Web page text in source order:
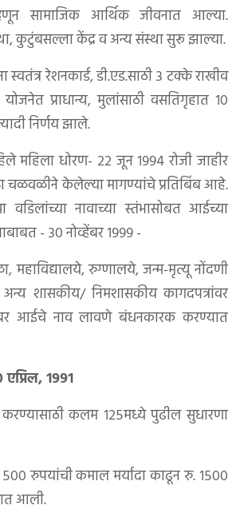
सामाजिक आर्थिक जीवनात आल्या.
कुटुंबसल्ला केंद्र व अन्य संस्था सुरू झाल्या.
स्वतंत्र रेशनकार्ड, डी.एड.साठी ३ टक्के राखीव
प्राधान्य, मुलांसाठी वसतिगृहात १०
निर्णय झाले.
महिला धोरण- २२ जून १९९४ रोजी जाहीर
चळवळीने केलेल्या मागण्यांचे प्रतिबिंब आहे.
वडिलांच्या नावाच्या स्तंभासोबत आईच्या
- ३० नोव्हेंबर १९९९ -
महाविद्यालये, रुग्णालये, जन्म-मृत्यू नोंदणी
शासकीय/ निमशासकीय कागदपत्रांवर
आईचे नाव लावणे बंधनकारक करण्यात
१९९१
कलम १२५मध्ये पुढील सुधारणा
रुपयांची कमाल मर्यादा काढून रु. १५००
आली.